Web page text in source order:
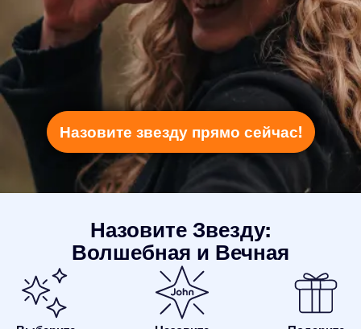
Назовите звезду прямо сейчас!
Назовите Звезду:
Волшебная и Вечная